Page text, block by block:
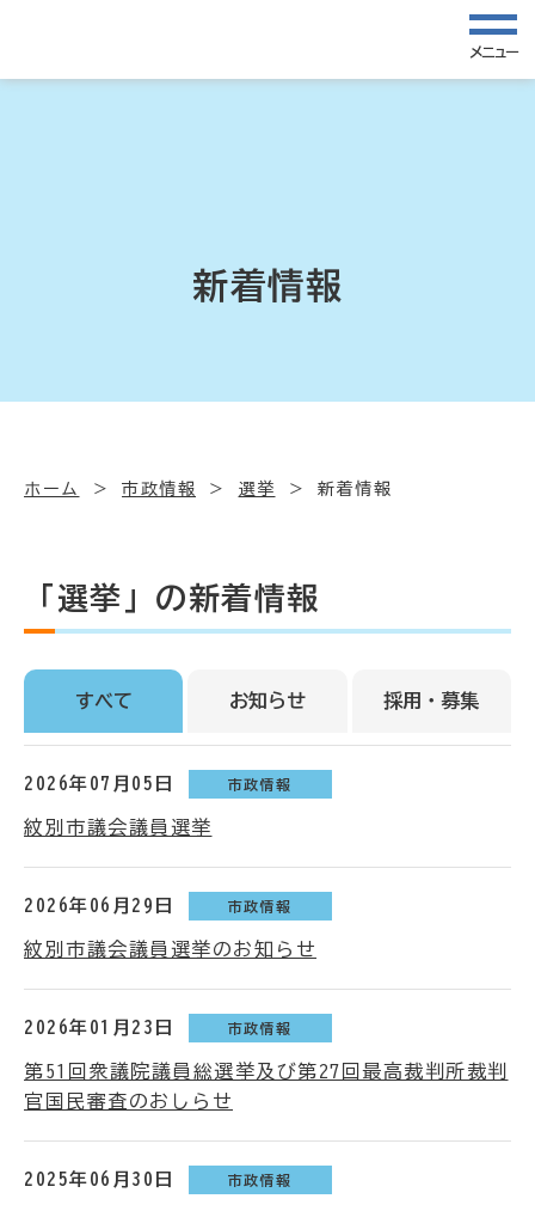
メニュー
新着情報
ホーム 市政情報 選挙 新着情報
「選挙」の新着情報
すべて お知らせ 採用・募集
2026年07月05日 市政情報
紋別市議会議員選挙
2026年06月29日 市政情報
紋別市議会議員選挙のお知らせ
2026年01月23日 市政情報
第51回衆議院議員総選挙及び第27回最高裁判所裁判
官国民審査のおしらせ
2025年06月30日 市政情報